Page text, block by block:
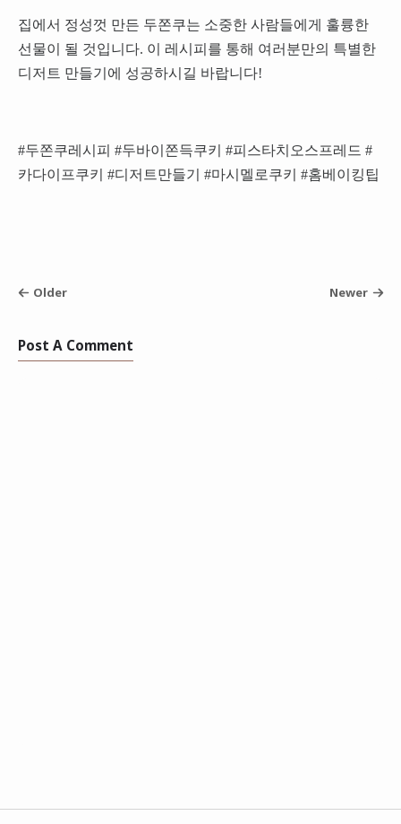
집에서 정성껏 만든 두쫀쿠는 소중한 사람들에게 훌륭한
선물이 될 것입니다. 이 레시피를 통해 여러분만의 특별한
디저트 만들기에 성공하시길 바랍니다!
#두쫀쿠레시피 #두바이쫀득쿠키 #피스타치오스프레드 #
카다이프쿠키 #디저트만들기 #마시멜로쿠키 #홈베이킹팁
Older Newer
Post A Comment